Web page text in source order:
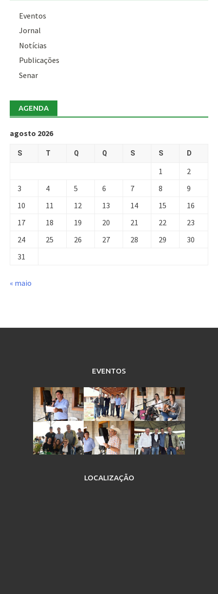
Eventos
Jornal
Notícias
Publicações
Senar
AGENDA
agosto 2026
S T Q Q S S D
1
2
3
4 5 6 7 8
9
10
11 12 13 14 15
16
17
18 19 20 21 22
23
24
25 26 27 28 29
30
31
« maio
EVENTOS
LOCALIZAÇÃO